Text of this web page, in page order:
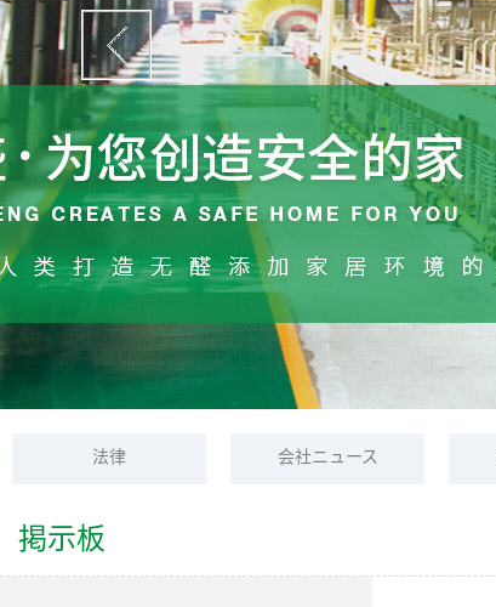
法律 会社ニュース
掲示板